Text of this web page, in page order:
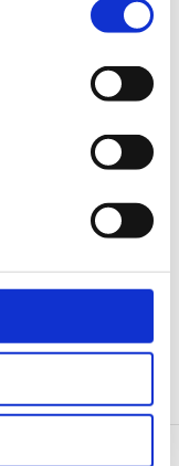
del av de